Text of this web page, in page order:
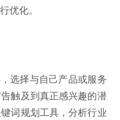
优化。
选择与自己产品或服务
触及到真正感兴趣的潜
词规划工具，分析行业